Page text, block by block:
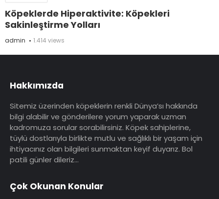
Köpeklerde Hiperaktivite: Köpekleri
Sakinleştirme Yolları
admin 1.414 views
Hakkımızda
Sitemiz üzerinden köpeklerin renkli Dünya’sı hakkında
bilgi alabilir ve gönderilere yorum yaparak uzman
kadromuza sorular sorabilirsiniz. Köpek sahiplerine,
tüylü dostlarıyla birlikte mutlu ve sağlıklı bir yaşam için
ihtiyacınız olan bilgileri sunmaktan keyif duyarız. Bol
patili günler dileriz…
Çok Okunan Konular